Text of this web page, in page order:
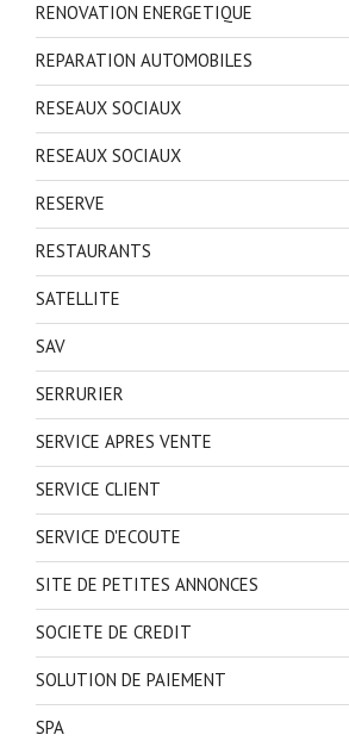
RENOVATION ENERGETIQUE
REPARATION AUTOMOBILES
RESEAUX SOCIAUX
RESEAUX SOCIAUX
RESERVE
RESTAURANTS
SATELLITE
SAV
SERRURIER
SERVICE APRES VENTE
SERVICE CLIENT
SERVICE D'ECOUTE
SITE DE PETITES ANNONCES
SOCIETE DE CREDIT
SOLUTION DE PAIEMENT
SPA